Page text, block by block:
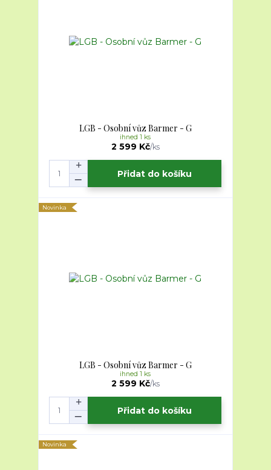
LGB - Osobní vůz Barmer - G
2 599 Kč/ks
ihned 1 ks
Přidat do košíku
Novinka
LGB - Osobní vůz Barmer - G
2 599 Kč/ks
ihned 1 ks
Přidat do košíku
Novinka